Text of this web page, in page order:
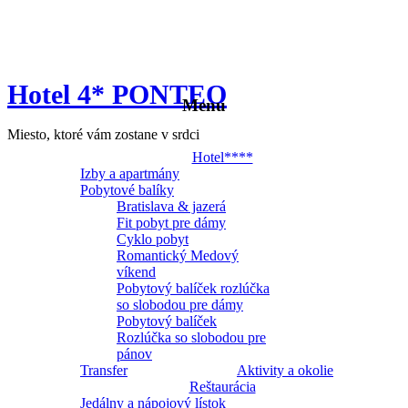
Hotel 4* PONTEO
Miesto, ktoré vám zostane v srdci
Menu
Hotel****
Izby a apartmány
Pobytové balíky
Bratislava & jazerá
Fit pobyt pre dámy
Cyklo pobyt
Romantický Medový
víkend
Pobytový balíček rozlúčka
so slobodou pre dámy
Pobytový balíček
Rozlúčka so slobodou pre
pánov
Transfer
Aktivity a okolie
Reštaurácia
Jedálny a nápojový lístok